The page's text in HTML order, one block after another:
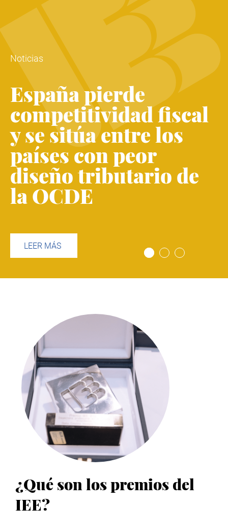
Noticias
España pierde
competitividad fiscal
y se sitúa entre los
países con peor
diseño tributario de
la OCDE
LEER MÁS
¿Qué son los premios del
IEE?